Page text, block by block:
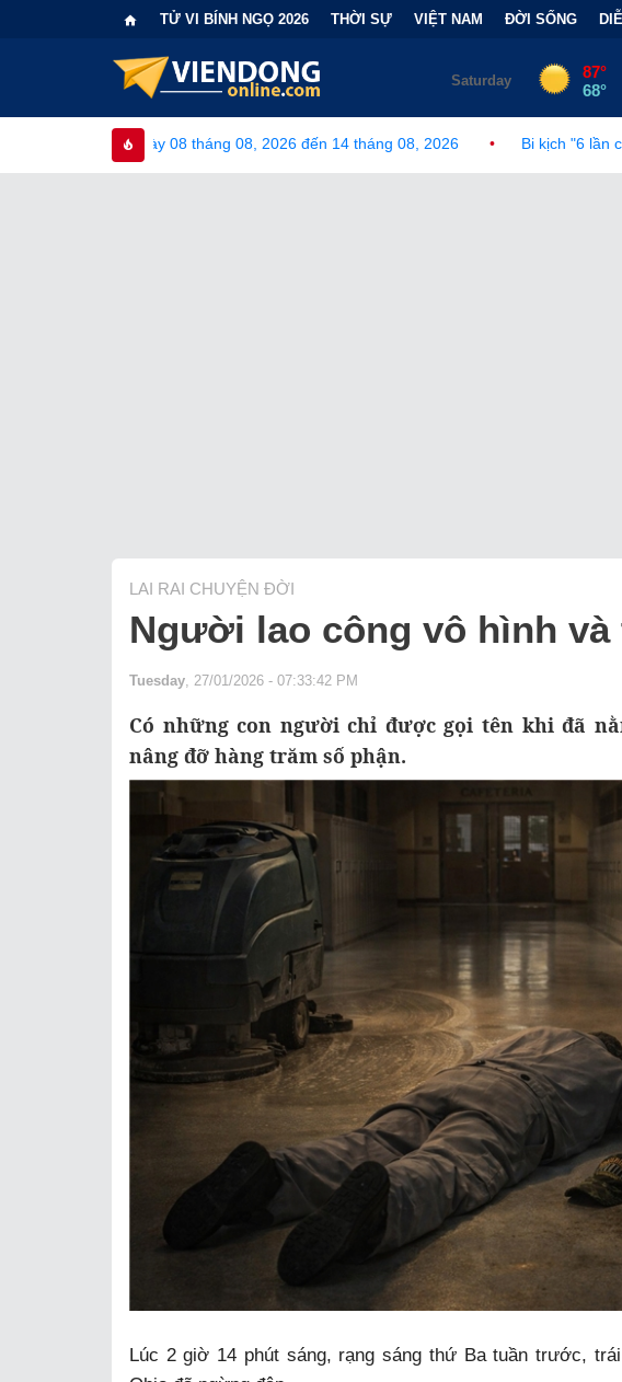
TỬ VI BÍNH NGỌ 2026 THỜI SỰ VIỆT NAM ĐỜI SỐNG
08 tháng 08, 2026 đến 14 tháng 08, 2026 • Bi kịch "6 lần chọn sai nhánh
LAI RAI CHUYỆN ĐỜI
Người lao công vô hình
Tuesday , 27/01/2026 - 07:33:42 PM
Có những con người chỉ được gọi tên khi đã
nâng đỡ hàng trăm số phận.
Lúc 2 giờ 14 phút sáng, rạng sáng thứ Ba tuần trước,